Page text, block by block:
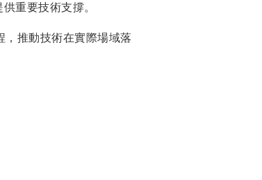
重要技術支撐。
推動技術在實際場域落